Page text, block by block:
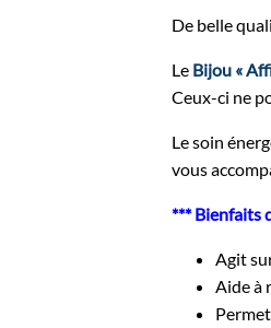
De belle
Le Bijou «
Ceux-ci ne
Le soin
vous
*** Bienfaits
Agit
Aide à